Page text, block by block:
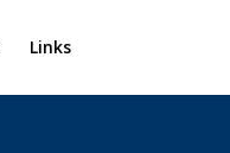
Links